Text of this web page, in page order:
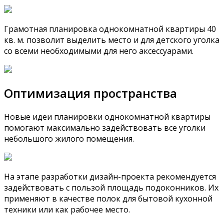
Грамотная планировка однокомнатной квартиры 40
кв. м. позволит выделить место и для детского уголка
со всеми необходимыми для него аксессуарами.
Оптимизация пространства
Новые идеи планировки однокомнатной квартиры
помогают максимально задействовать все уголки
небольшого жилого помещения.
На этапе разработки дизайн-проекта рекомендуется
задействовать с пользой площадь подоконников. Их
применяют в качестве полок для бытовой кухонной
техники или как рабочее место.